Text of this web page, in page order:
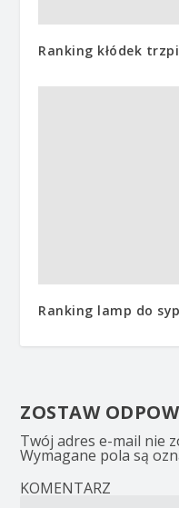
Ranking kłódek
Ranking lamp do
ZOSTAW
Twój adres e-mail nie
Wymagane pola są
KOMENTARZ